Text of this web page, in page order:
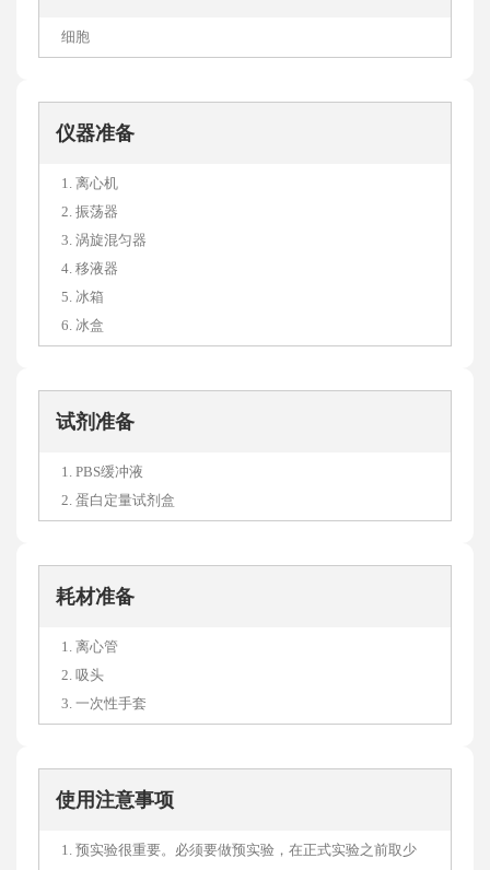
细胞
仪器准备
1. 离心机
2. 振荡器
3. 涡旋混匀器
4. 移液器
5. 冰箱
6. 冰盒
试剂准备
1. PBS缓冲液
2. 蛋白定量试剂盒
耗材准备
1. 离心管
2. 吸头
3. 一次性手套
使用注意事项
1. 预实验很重要。必须要做预实验，在正式实验之前取少